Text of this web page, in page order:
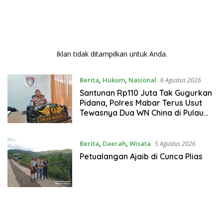
Iklan tidak ditampilkan untuk Anda.
Berita, Hukum, Nasional 6 Agustus 2026
Santunan Rp110 Juta Tak Gugurkan
Pidana, Polres Mabar Terus Usut
Tewasnya Dua WN China di Pulau
Berita, Daerah, Wisata 5 Agustus 2026
Petualangan Ajaib di Cunca Plias